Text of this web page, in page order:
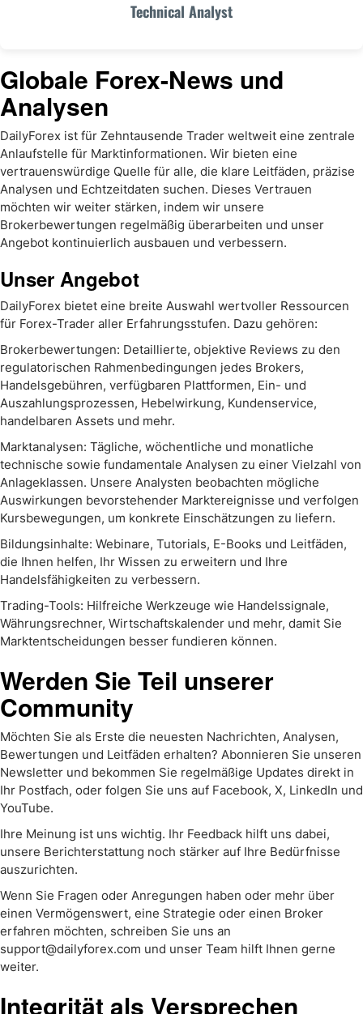
Technical Analyst
Globale Forex-News und
Analysen
DailyForex ist für Zehntausende Trader weltweit eine zentrale
Anlaufstelle für Marktinformationen. Wir bieten eine
vertrauenswürdige Quelle für alle, die klare Leitfäden, präzise
Analysen und Echtzeitdaten suchen. Dieses Vertrauen
möchten wir weiter stärken, indem wir unsere
Brokerbewertungen regelmäßig überarbeiten und unser
Angebot kontinuierlich ausbauen und verbessern.
Unser Angebot
DailyForex bietet eine breite Auswahl wertvoller Ressourcen
für Forex-Trader aller Erfahrungsstufen. Dazu gehören:
Brokerbewertungen: Detaillierte, objektive Reviews zu den
regulatorischen Rahmenbedingungen jedes Brokers,
Handelsgebühren, verfügbaren Plattformen, Ein- und
Auszahlungsprozessen, Hebelwirkung, Kundenservice,
handelbaren Assets und mehr.
Marktanalysen: Tägliche, wöchentliche und monatliche
technische sowie fundamentale Analysen zu einer Vielzahl von
Anlageklassen. Unsere Analysten beobachten mögliche
Auswirkungen bevorstehender Marktereignisse und verfolgen
Kursbewegungen, um konkrete Einschätzungen zu liefern.
Bildungsinhalte: Webinare, Tutorials, E-Books und Leitfäden,
die Ihnen helfen, Ihr Wissen zu erweitern und Ihre
Handelsfähigkeiten zu verbessern.
Trading-Tools: Hilfreiche Werkzeuge wie Handelssignale,
Währungsrechner, Wirtschaftskalender und mehr, damit Sie
Marktentscheidungen besser fundieren können.
Werden Sie Teil unserer
Community
Möchten Sie als Erste die neuesten Nachrichten, Analysen,
Bewertungen und Leitfäden erhalten? Abonnieren Sie unseren
Newsletter und bekommen Sie regelmäßige Updates direkt in
Ihr Postfach, oder folgen Sie uns auf Facebook, X, LinkedIn und
YouTube.
Ihre Meinung ist uns wichtig. Ihr Feedback hilft uns dabei,
unsere Berichterstattung noch stärker auf Ihre Bedürfnisse
auszurichten.
Wenn Sie Fragen oder Anregungen haben oder mehr über
einen Vermögenswert, eine Strategie oder einen Broker
erfahren möchten, schreiben Sie uns an
support@dailyforex.com und unser Team hilft Ihnen gerne
weiter.
Integrität als Versprechen